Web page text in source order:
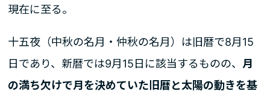
現在に至る。
十五夜（中秋の名月・仲秋の名月）は旧暦で8月15
日であり、新暦では9月15日に該当するものの、 月
の満ち欠けで月を決めていた旧暦と太陽の動きを基